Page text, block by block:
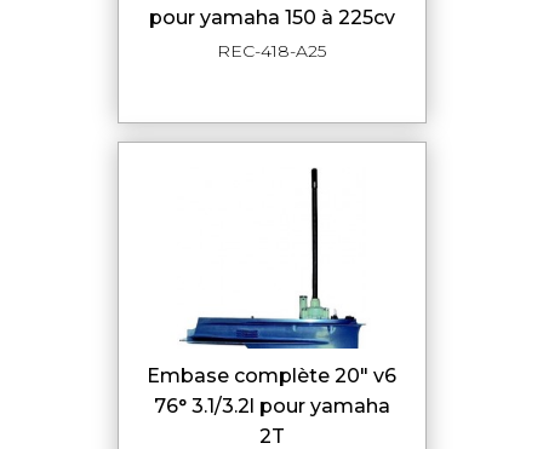
pour yamaha 150 à 225cv
REC-418-A25
embase complète 20" v6
76° 3.1/3.2l pour yamaha
2T